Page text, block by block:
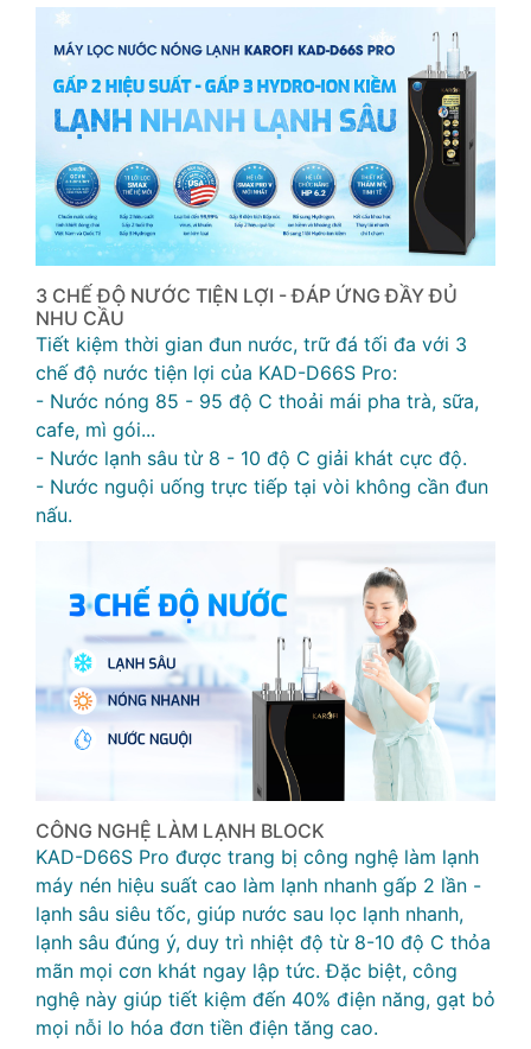
3 CHẾ ĐỘ NƯỚC TIỆN LỢI - ĐÁP ỨNG ĐẦY ĐỦ
NHU CẦU
Tiết kiệm thời gian đun nước, trữ đá tối đa với 3
chế độ nước tiện lợi của KAD-D66S Pro:
- Nước nóng 85 - 95 độ C thoải mái pha trà, sữa,
cafe, mì gói...
- Nước lạnh sâu từ 8 - 10 độ C giải khát cực độ.
- Nước nguội uống trực tiếp tại vòi không cần đun
nấu.
CÔNG NGHỆ LÀM LẠNH BLOCK
KAD-D66S Pro được trang bị công nghệ làm lạnh
máy nén hiệu suất cao làm lạnh nhanh gấp 2 lần -
lạnh sâu siêu tốc, giúp nước sau lọc lạnh nhanh,
lạnh sâu đúng ý, duy trì nhiệt độ từ 8-10 độ C thỏa
mãn mọi cơn khát ngay lập tức. Đặc biệt, công
nghệ này giúp tiết kiệm đến 40% điện năng, gạt bỏ
mọi nỗi lo hóa đơn tiền điện tăng cao.